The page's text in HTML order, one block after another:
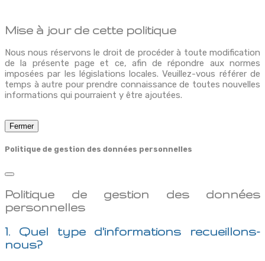
Mise à jour de cette politique
Nous nous réservons le droit de procéder à toute modification
de la présente page et ce, afin de répondre aux normes
imposées par les législations locales. Veuillez-vous référer de
temps à autre pour prendre connaissance de toutes nouvelles
informations qui pourraient y être ajoutées.
Fermer
Politique de gestion des données personnelles
Politique de gestion des données
personnelles
1. Quel type d'informations recueillons-
nous?